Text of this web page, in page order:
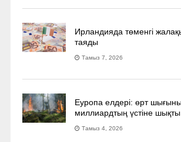
Ирландияда төменгі
таяды
Тамыз 7, 2026
Еуропа елдері: өрт
миллиардтың үстіне шықты
Тамыз 4, 2026